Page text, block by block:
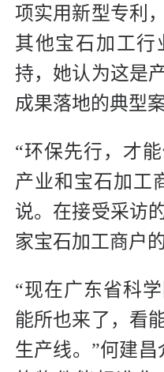
项实用新型专利
其他宝石加工行
持，她认为这是
成果落地的典型案
“环保先行，才
产业和宝石加工
说。在接受采访
家宝石加工商户
“现在广东省科
能所也来了，看
生产线。”何建